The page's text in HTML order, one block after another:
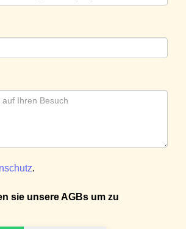
.
sie unsere AGBs um zu